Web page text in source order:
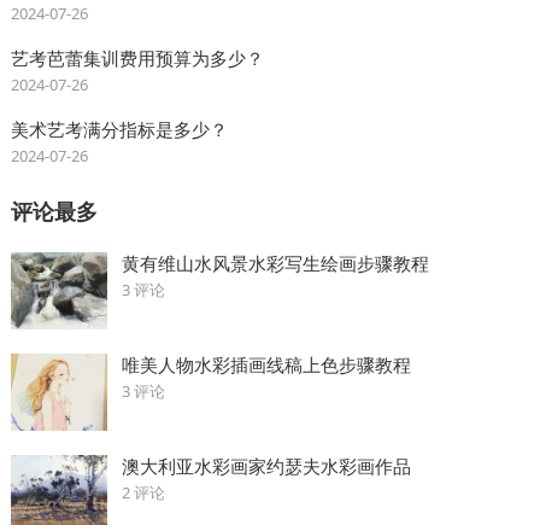
2024-07-26
艺考芭蕾集训费用预算为多少？
2024-07-26
美术艺考满分指标是多少？
2024-07-26
评论最多
黄有维山水风景水彩写生绘画步骤教程
3 评论
唯美人物水彩插画线稿上色步骤教程
3 评论
澳大利亚水彩画家约瑟夫水彩画作品
2 评论